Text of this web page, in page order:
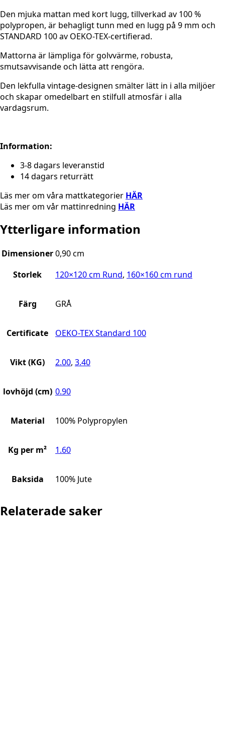
Den mjuka mattan med kort lugg, tillverkad av 100 %
polypropen, är behagligt tunn med en lugg på 9 mm och
STANDARD 100 av OEKO-TEX-certifierad.
Mattorna är lämpliga för golvvärme, robusta,
smutsavvisande och lätta att rengöra.
Den lekfulla vintage-designen smälter lätt in i alla miljöer
och skapar omedelbart en stilfull atmosfär i alla
vardagsrum.
Information:
3-8 dagars leveranstid
14 dagars returrätt
Läs mer om våra mattkategorier HÄR
Läs mer om vår mattinredning HÄR
Ytterligare information
Dimensioner0,90 cm
Storlek
120×120 cm Rund, 160×160 cm rund
Färg GRÅ
Certificate OEKO-TEX Standard 100
Vikt (KG) 2.00, 3.40
lovhöjd (cm) 0.90
Material 100% Polypropylen
Kg per m² 1.60
Baksida 100% Jute
Relaterade saker